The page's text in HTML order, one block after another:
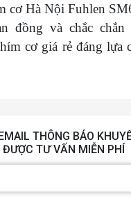
cơ Hà Nội Fuhlen
đồng và chắc
cơ giá rẻ đáng lựa
THÔNG BÁO
TƯ VẤN MIỄN PHÍ